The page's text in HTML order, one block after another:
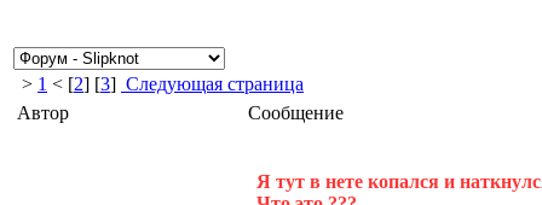
> 1 < [2] [3] Следующая страница
Автор
Сообщение
Я тут в нете копался и